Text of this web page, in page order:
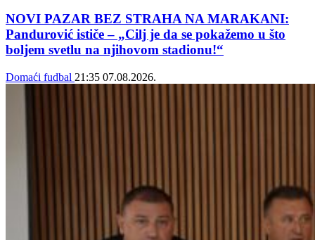
NOVI PAZAR BEZ STRAHA NA MARAKANI:
Pandurović ističe – „Cilj je da se pokažemo u što
boljem svetlu na njihovom stadionu!“
Domaći fudbal 21:35 07.08.2026.